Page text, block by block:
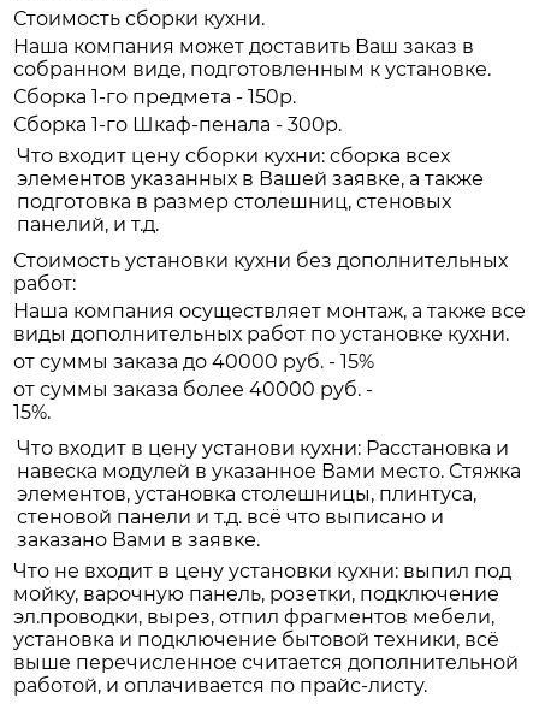
Стоимость сборки кухни.
Наша компания может доставить Ваш заказ в
собранном виде, подготовленным к установке.
Сборка 1-го предмета - 150р.
Сборка 1-го Шкаф-пенала - 300р.
Что входит цену сборки кухни: сборка всех
элементов указанных в Вашей заявке, а также
подготовка в размер столешниц, стеновых
панелий, и т.д.
Стоимость установки кухни без дополнительных
работ:
Наша компания осуществляет монтаж, а также все
виды дополнительных работ по установке кухни.
от суммы заказа до 40000 руб. - 15%
от суммы заказа более 40000 руб. -
15%.
Что входит в цену установи кухни: Расстановка и
навеска модулей в указанное Вами место. Стяжка
элементов, установка столешницы, плинтуса,
стеновой панели и т.д. всё что выписано и
заказано Вами в заявке.
Что не входит в цену установки кухни: выпил под
мойку, варочную панель, розетки, подключение
эл.проводки, вырез, отпил фрагментов мебели,
установка и подключение бытовой техники, всё
выше перечисленное считается дополнительной
работой, и оплачивается по прайс-листу.